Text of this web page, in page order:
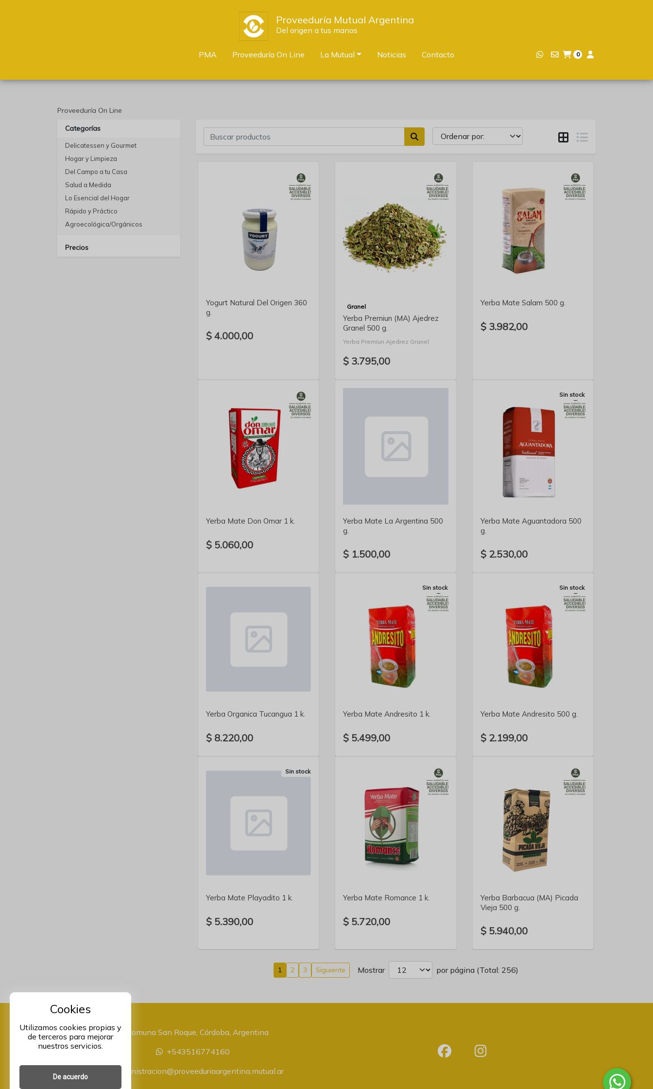
Cookies
Utilizamos cookies propias y
de terceros para mejorar
nuestros servicios.
De acuerdo
Proveeduría Mutual Argentina
Del origen a tus manos
PMA Proveeduría On Line La Mutual Noticias Contacto 0
Proveeduría On Line
Categorías
Delicatessen y Gourmet
Hogar y Limpieza
Del Campo a tu Casa
Salud a Medida
Lo Esencial del Hogar
Rápido y Práctico
Agroecológica/Orgánicos
Precios
Yogurt Natural Del Origen 360
g.
$ 4.000,00
Granel
Yerba Premiun (MA) Ajedrez
Granel 500 g.
Yerba Premiun Ajedrez Granel
$ 3.795,00
Yerba Mate Salam 500 g.
$ 3.982,00
Yerba Mate Don Omar 1 k.
$ 5.060,00
VER DETALLE
Yerba Mate La Argentina 500
g.
$ 1.500,00
Sin stock
Yerba Mate Aguantadora 500
g.
$ 2.530,00
VER DETALLE
Yerba Organica Tucangua 1 k.
$ 8.220,00
Sin stock
Yerba Mate Andresito 1 k.
$ 5.499,00
VER DETALLE
Sin stock
Yerba Mate Andresito 500 g.
$ 2.199,00
VER DETALLE
Sin stock
Yerba Mate Playadito 1 k.
$ 5.390,00
Yerba Mate Romance 1 k.
$ 5.720,00
VER DETALLE
Yerba Barbacua (MA) Picada
Vieja 500 g.
$ 5.940,00
VER DETALLE
1 2 3 Siguiente Mostrar por página (Total: 256)
Comuna San Roque, Córdoba, Argentina
+543516774160
administracion@proveeduriaargentina.mutual.ar